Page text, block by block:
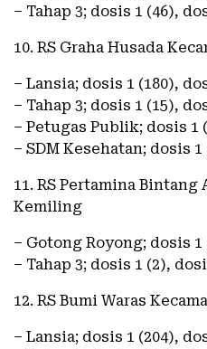
– Tahap 3; dosis 1 (46),
10. RS Graha Husada
– Lansia; dosis 1 (180),
– Tahap 3; dosis 1 (15),
– Petugas Publik; dosis 1
– SDM Kesehatan; dosis 1
11. RS Pertamina Bintang
Kemiling
– Gotong Royong; dosis 1
– Tahap 3; dosis 1 (2),
12. RS Bumi Waras
– Lansia; dosis 1 (204),